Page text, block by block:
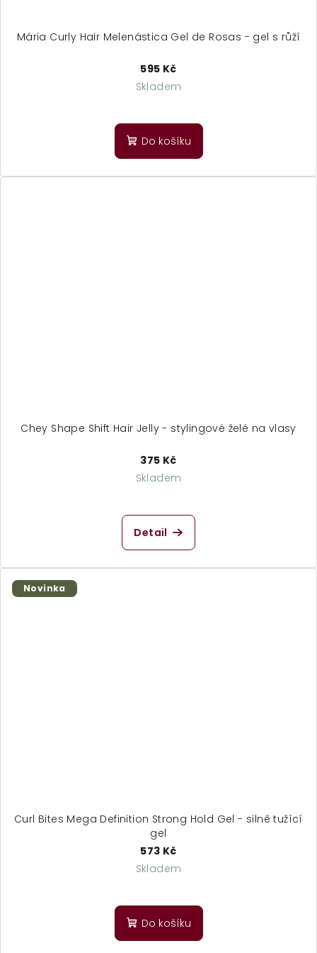
Mária Curly Hair Melenástica Gel de Rosas - gel s růží
595 Kč
Skladem
hodnocení
produktu
z
Do košíku
Chey Shape Shift Hair Jelly - stylingové želé na vlasy
375 Kč
Skladem
Detail
Novinka
Curl Bites Mega Definition Strong Hold Gel - silně tužící
gel
573 Kč
Skladem
hodnocení
produktu
Do košíku